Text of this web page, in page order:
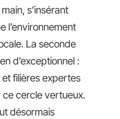
s’insérant
l’environnement
La seconde
d’exceptionnel :
filières expertes
cercle vertueux.
désormais